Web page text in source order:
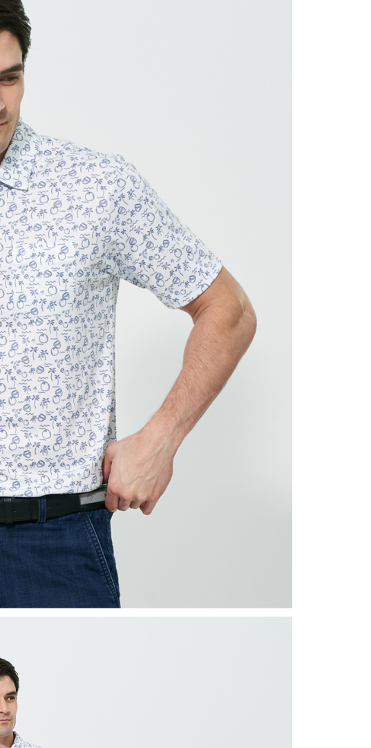
每筆NT$60，滿NT$1,200(含以上)免運費
宅配(本島)
每筆NT$80，滿NT$1,200(含以上)免運費
宅配(離島)
每筆NT$80，滿NT$1,200(含以上)免運費